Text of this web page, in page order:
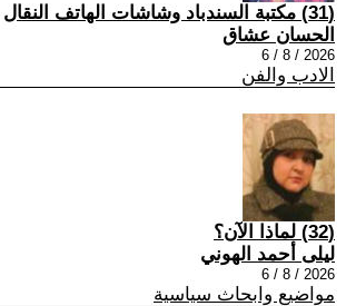
(31) مكتبة السندباد وشاشات الهاتف النقال
الحسان عشاق
2026 / 8 / 6
الادب والفن
(32) لماذا الآن؟
ليلى أحمد الهوني
2026 / 8 / 6
مواضيع وابحاث سياسية